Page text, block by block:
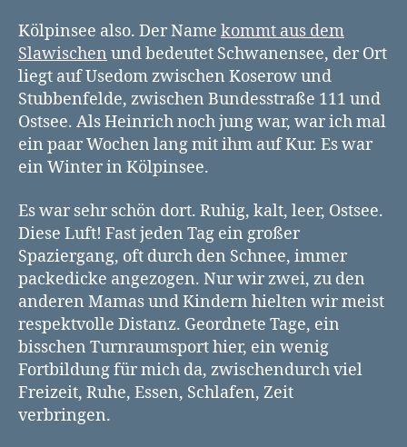
Kölpinsee also. Der Name kommt aus dem
Slawischen und bedeutet Schwanensee, der Ort
liegt auf Usedom zwischen Koserow und
Stubbenfelde, zwischen Bundesstraße 111 und
Ostsee. Als Heinrich noch jung war, war ich mal
ein paar Wochen lang mit ihm auf Kur. Es war
ein Winter in Kölpinsee.
Es war sehr schön dort. Ruhig, kalt, leer, Ostsee.
Diese Luft! Fast jeden Tag ein großer
Spaziergang, oft durch den Schnee, immer
packedicke angezogen. Nur wir zwei, zu den
anderen Mamas und Kindern hielten wir meist
respektvolle Distanz. Geordnete Tage, ein
bisschen Turnraumsport hier, ein wenig
Fortbildung für mich da, zwischendurch viel
Freizeit, Ruhe, Essen, Schlafen, Zeit
verbringen.